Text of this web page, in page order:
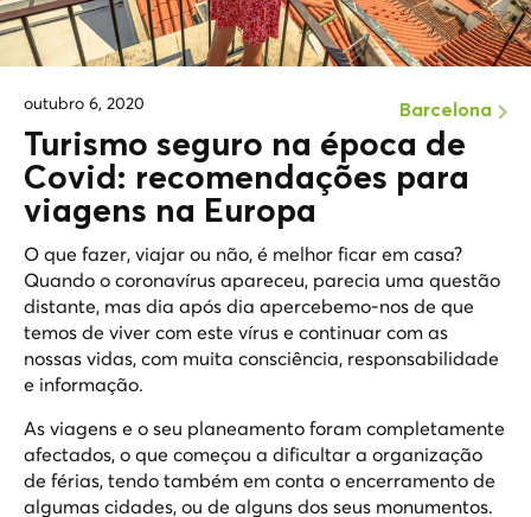
outubro 6, 2020 Barcelona
Turismo seguro na época de
Covid: recomendações para
viagens na Europa
O que fazer, viajar ou não, é melhor ficar em casa?
Quando o coronavírus apareceu, parecia uma questão
distante, mas dia após dia apercebemo-nos de que
temos de viver com este vírus e continuar com as
nossas vidas, com muita consciência, responsabilidade
e informação.
As viagens e o seu planeamento foram completamente
afectados, o que começou a dificultar a organização
de férias, tendo também em conta o encerramento de
algumas cidades, ou de alguns dos seus monumentos.